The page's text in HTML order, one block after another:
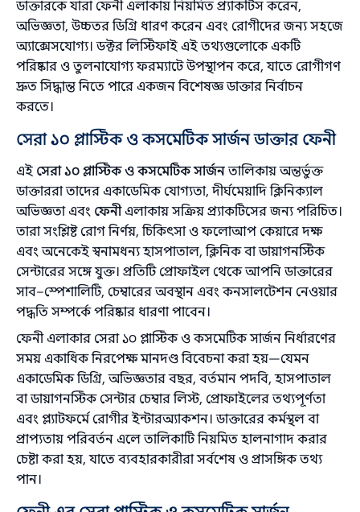
ডাক্তারকে যারা ফেনী এলাকায় নিয়মিত প্র্যাকটিস করেন,
অভিজ্ঞতা, উচ্চতর ডিগ্রি ধারণ করেন এবং রোগীদের জন্য সহজে
অ্যাক্সেসযোগ্য। ডক্টর লিস্টিফাই এই তথ্যগুলোকে একটি
পরিষ্কার ও তুলনাযোগ্য ফরম্যাটে উপস্থাপন করে, যাতে রোগীগণ
দ্রুত সিদ্ধান্ত নিতে পারে একজন বিশেষজ্ঞ ডাক্তার নির্বাচন
করতে।
সেরা ১০ প্লাস্টিক ও কসমেটিক সার্জন ডাক্তার ফেনী
এই সেরা ১০ প্লাস্টিক ও কসমেটিক সার্জনতালিকায় অন্তর্ভুক্ত
ডাক্তাররা তাদের একাডেমিক যোগ্যতা, দীর্ঘমেয়াদি ক্লিনিক্যাল
অভিজ্ঞতা এবং ফেনীএলাকায় সক্রিয় প্র্যাকটিসের জন্য পরিচিত।
তারা সংশ্লিষ্ট রোগ নির্ণয়, চিকিৎসা ও ফলোআপ কেয়ারে দক্ষ
এবং অনেকেই স্বনামধন্য হাসপাতাল, ক্লিনিক বা ডায়াগনস্টিক
সেন্টারের সঙ্গে যুক্ত। প্রতিটি প্রোফাইল থেকে আপনি ডাক্তারের
সাব–স্পেশালিটি, চেম্বারের অবস্থান এবং কনসালটেশন নেওয়ার
পদ্ধতি সম্পর্কে পরিষ্কার ধারণা পাবেন।
ফেনী এলাকার সেরা ১০ প্লাস্টিক ও কসমেটিক সার্জন নির্ধারণের
সময় একাধিক নিরপেক্ষ মানদণ্ড বিবেচনা করা হয়—যেমন
একাডেমিক ডিগ্রি, অভিজ্ঞতার বছর, বর্তমান পদবি, হাসপাতাল
বা ডায়াগনস্টিক সেন্টার চেম্বার লিস্ট, প্রোফাইলের তথ্যপূর্ণতা
এবং প্ল্যাটফর্মে রোগীর ইন্টারঅ্যাকশন। ডাক্তারের কর্মস্থল বা
প্রাপ্যতায় পরিবর্তন এলে তালিকাটি নিয়মিত হালনাগাদ করার
চেষ্টা করা হয়, যাতে ব্যবহারকারীরা সর্বশেষ ও প্রাসঙ্গিক তথ্য
পান।